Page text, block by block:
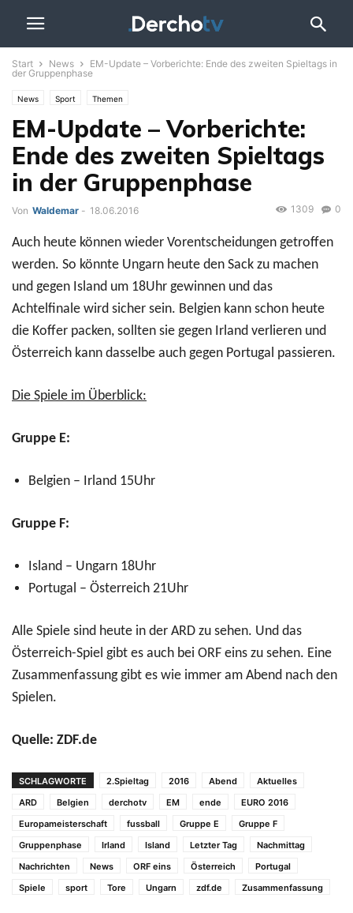
Start News
EM-Update – Vorberichte: Ende des zweiten Spieltags in
der Gruppenphase
News Sport Themen
EM-Update – Vorberichte:
Ende des zweiten Spieltags
in der Gruppenphase
Von Waldemar - 18.06.2016 0
1309
Auch heute können wieder Vorentscheidungen getroffen
werden. So könnte Ungarn heute den Sack zu machen
und gegen Island um 18Uhr gewinnen und das
Achtelfinale wird sicher sein. Belgien kann schon heute
die Koffer packen, sollten sie gegen Irland verlieren und
Österreich kann dasselbe auch gegen Portugal passieren.
Die Spiele im Überblick:
Gruppe E:
Belgien – Irland 15Uhr
Gruppe F:
Island – Ungarn 18Uhr
Portugal – Österreich 21Uhr
Alle Spiele sind heute in der ARD zu sehen. Und das
Österreich-Spiel gibt es auch bei ORF eins zu sehen. Eine
Zusammenfassung gibt es wie immer am Abend nach den
Spielen.
Quelle: ZDF.de
SCHLAGWORTE 2.Spieltag 2016 Abend
Aktuelles
ARD
Belgien derchotv EM ende
EURO 2016
Europameisterschaft
fussball Gruppe E
Gruppe F
Gruppenphase
Irland Island Letzter Tag
Nachmittag
Nachrichten
News ORF eins Österreich
Portugal
Spiele
sport Tore Ungarn zdf.de Zusammenfassung